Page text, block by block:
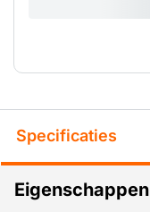
Specificaties
Eigenschappen